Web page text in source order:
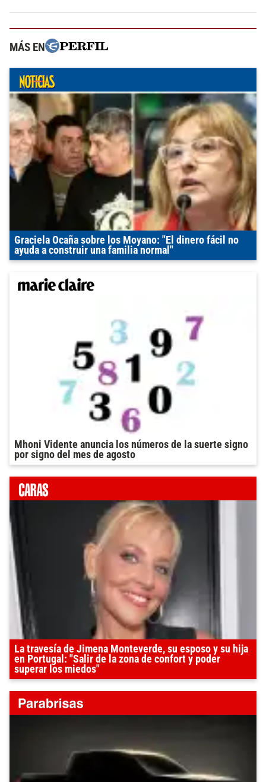
MÁS EN
Graciela Ocaña sobre los Moyano: "El dinero fácil no
ayuda a construir una familia normal"
Mhoni Vidente anuncia los números de la suerte signo
por signo del mes de agosto
La travesía de Jimena Monteverde, su esposo y su hija
en Portugal: "Salir de la zona de confort y poder
superar los miedos"